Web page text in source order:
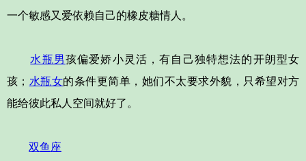
一个敏感又爱依赖自己的橡皮糖情人。
水瓶男孩偏爱娇小灵活，有自己独特想法的开朗型女
孩； 水瓶女的条件更简单，她们不太要求外貌，只希望对方
能给彼此私人空间就好了。
双鱼座